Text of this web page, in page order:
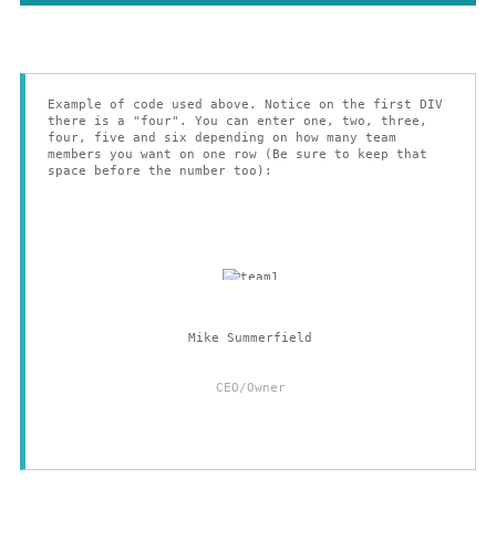
Example of code used above. Notice on the first DIV
there is a "four". You can enter one, two, three,
four, five and six depending on how many team
members you want on one row (Be sure to keep that
space before the number too):
Mike Summerfield
CEO/Owner